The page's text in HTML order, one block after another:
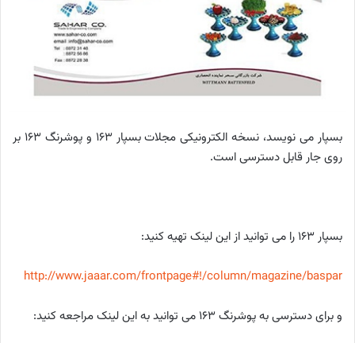
بسپار می نویسد، نسخه الکترونیکی مجلات بسپار 163 و پوشرنگ 163 بر
روی جار قابل دسترسی است.
بسپار 163 را می توانید از این لینک تهیه کنید:
http://www.jaaar.com/frontpage#!/column/magazine/baspar
و برای دسترسی به پوشرنگ 163 می توانید به این لینک مراجعه کنید: